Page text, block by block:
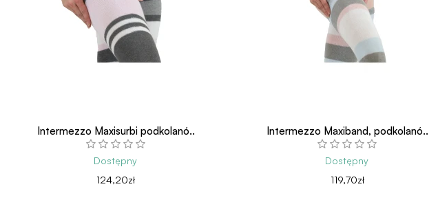
Intermezzo Maxisurbi podkolanó..
Dostępny
124,20zł
Intermezzo Maxiband, podkolanó..
Dostępny
119,70zł